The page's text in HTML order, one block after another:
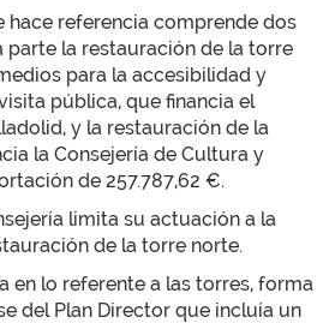
hace referencia comprende dos
parte la restauración de la torre
para la accesibilidad y
pública, que financia el
y la restauración de la
la Consejería de Cultura y
de 257.787,62 €.
limita su actuación a la
de la torre norte.
en lo referente a las torres, forma
del Plan Director que incluía un